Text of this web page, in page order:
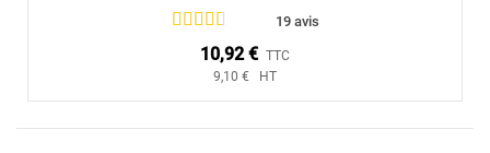
19 avis
10,92 € TTC
9,10 € HT